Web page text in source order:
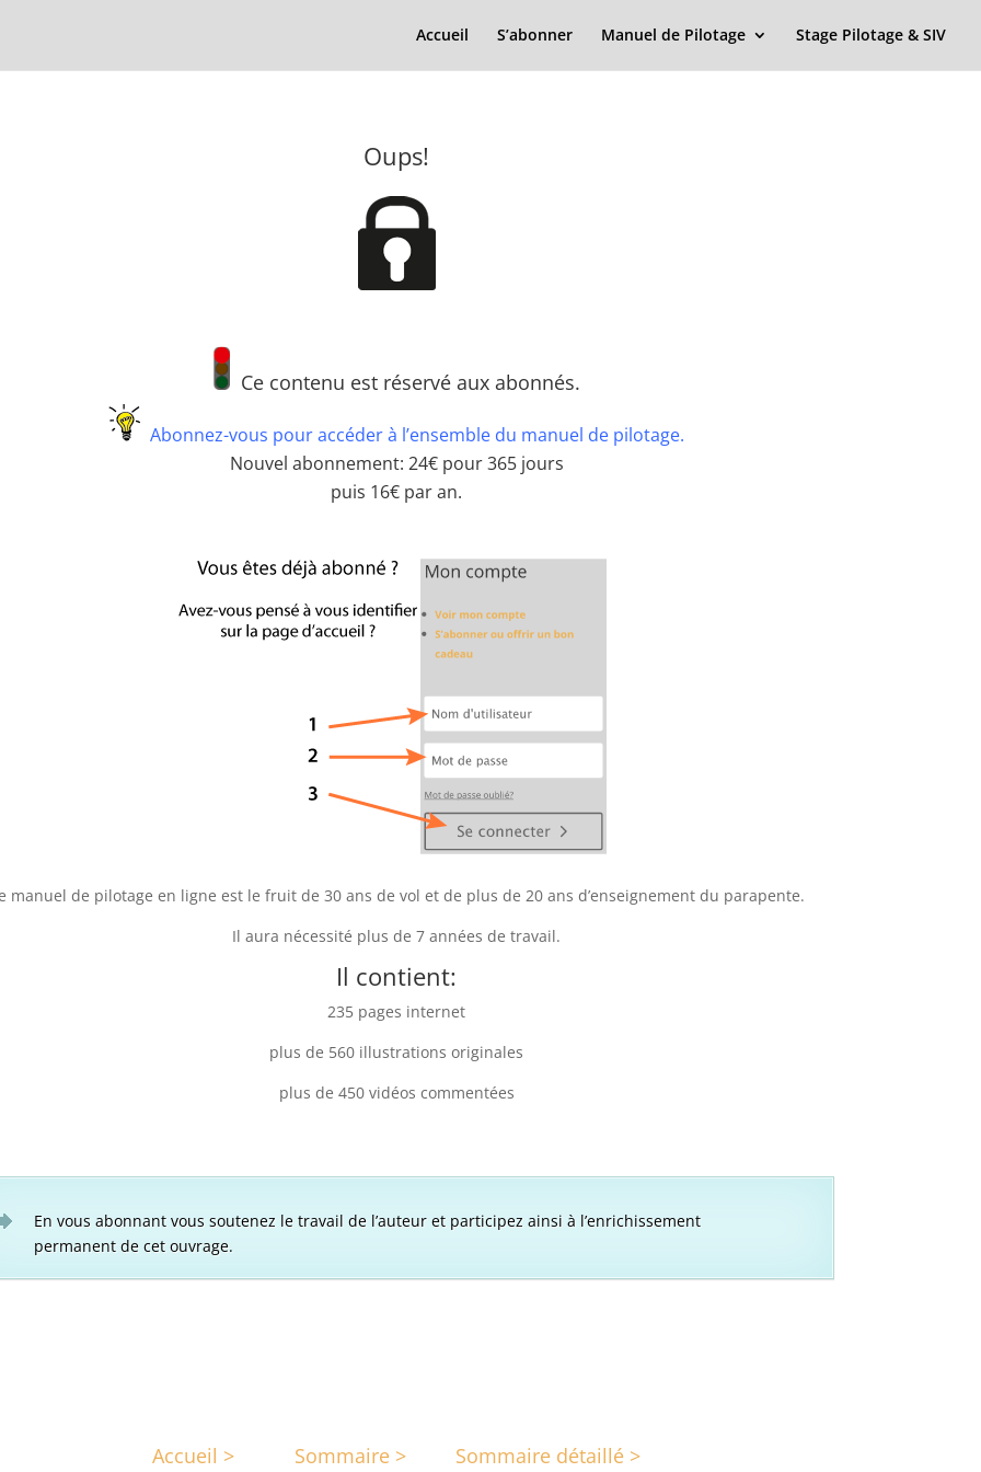
Accueil S’abonner Manuel de Pilotage Stage Pilotage & SIV
Oups!
Ce contenu est réservé aux abonnés.
Abonnez-vous pour accéder à l’ensemble du manuel de pilotage.
Nouvel abonnement: 24€ pour 365 jours
puis 16€ par an.
manuel de pilotage en ligne est le fruit de 30 ans de vol et de plus de 20 ans d’enseignement du parapente.
Il aura nécessité plus de 7 années de travail.
Il contient:
235 pages internet
plus de 560 illustrations originales
plus de 450 vidéos commentées
En vous abonnant vous soutenez le travail de l’auteur et participez ainsi à l’enrichissement
permanent de cet ouvrage.
Accueil > Sommaire > Sommaire détaillé >